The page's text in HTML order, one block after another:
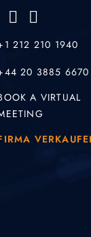
212 210 1940
20 3885 6670
A VIRTUAL